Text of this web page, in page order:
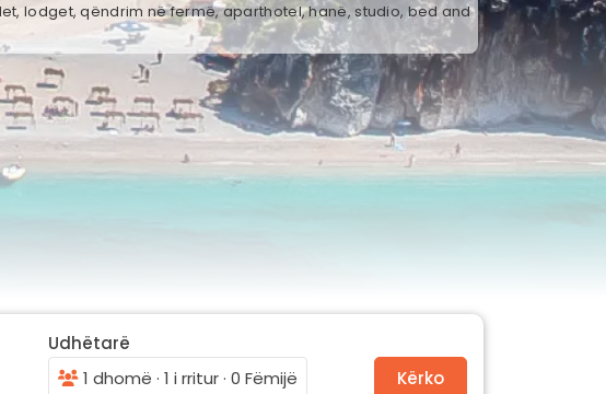
lodget, qëndrim në fermë, aparthotel, hanë, studio, bed and
Udhëtarë
1 dhomë · 1 i rritur · 0 Fëmijë
Kërko